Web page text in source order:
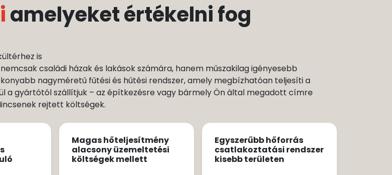
amelyeket értékelni fog
is
családi házak és lakások számára, hanem műszakilag igényesebb
nagyméretű fűtési és hűtési rendszer, amely megbízhatóan teljesíti a
a gyártótól szállítjuk – az építkezésre vagy bármely Ön által megadott címre
rejtett költségek.
Magas hőteljesítmény
alacsony üzemeltetési
költségek mellett
Egyszerűbb hőforrás
csatlakoztatási rendszer
kisebb területen